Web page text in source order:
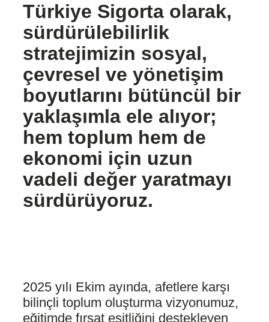
Türkiye Sigorta olarak,
sürdürülebilirlik
stratejimizin sosyal,
çevresel ve yönetişim
boyutlarını bütüncül bir
yaklaşımla ele alıyor;
hem toplum hem de
ekonomi için uzun
vadeli değer yaratmayı
sürdürüyoruz.
2025 yılı Ekim ayında, afetlere karşı
bilinçli toplum oluşturma vizyonumuz,
eğitimde fırsat eşitliğini destekleyen